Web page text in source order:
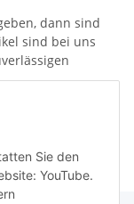
Sie den
YouTube.
dann sind
sind bei uns